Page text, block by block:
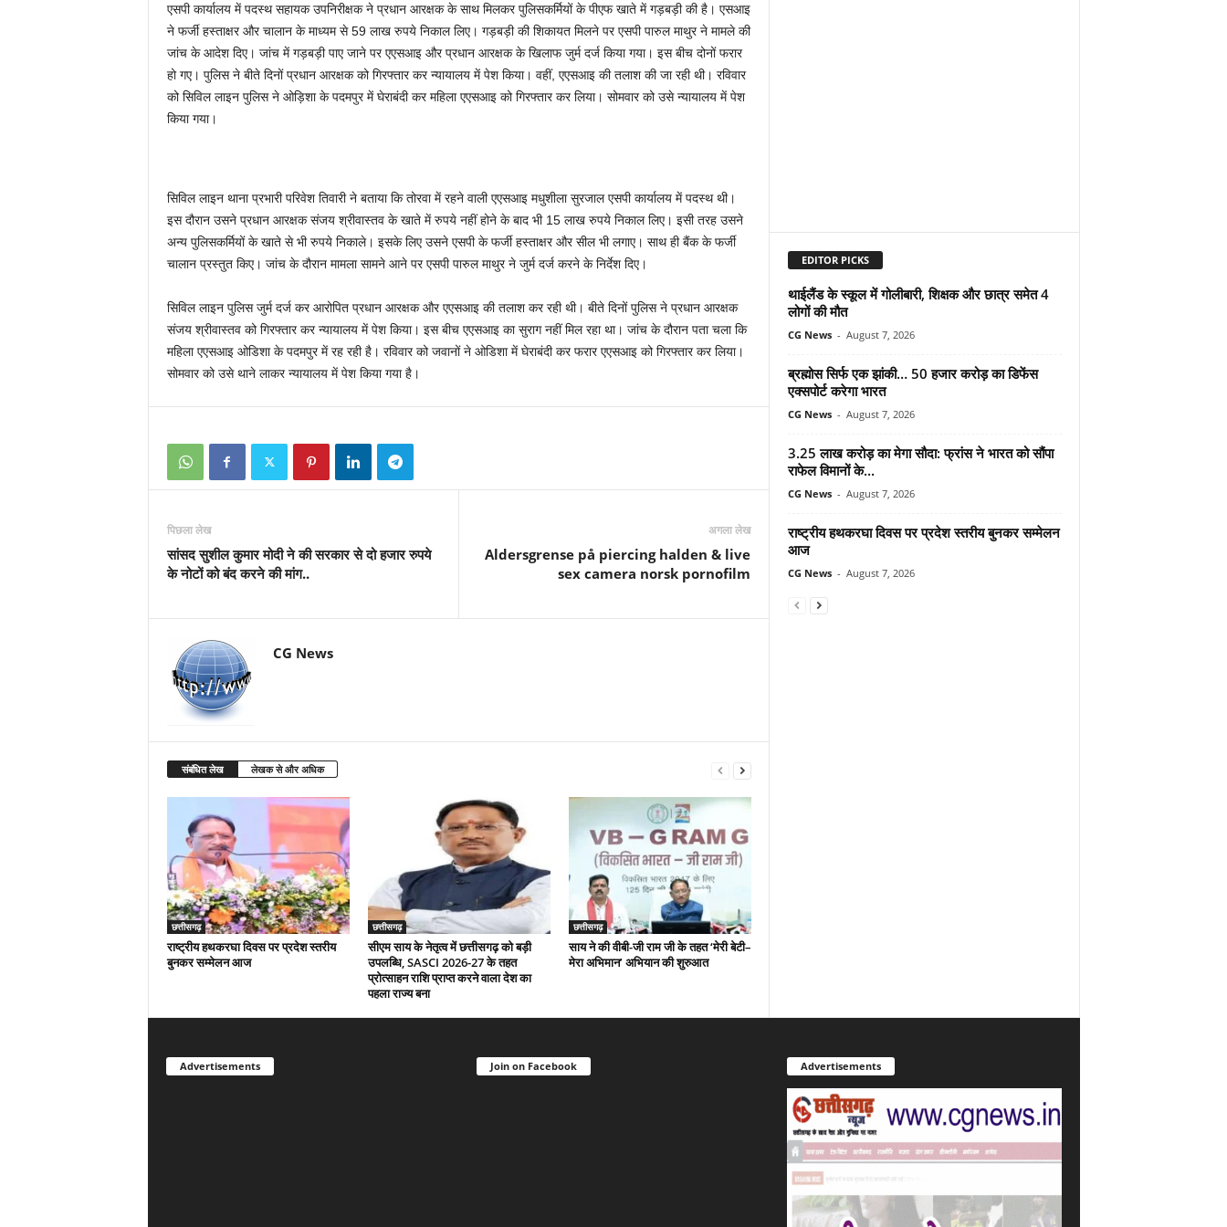
एसपी कार्यालय में पदस्थ सहायक उपनिरीक्षक ने प्रधान आरक्षक के साथ मिलकर पुलिसकर्मियों के पीएफ खाते में गड़बड़ी की है। एसआइ
ने फर्जी हस्ताक्षर और चालान के माध्यम से 59 लाख रुपये निकाल लिए। गड़बड़ी की शिकायत मिलने पर एसपी पारुल माथुर ने मामले की
जांच के आदेश दिए। जांच में गड़बड़ी पाए जाने पर एएसआइ और प्रधान आरक्षक के खिलाफ जुर्म दर्ज किया गया। इस बीच दोनों फरार
हो गए। पुलिस ने बीते दिनों प्रधान आरक्षक को गिरफ्तार कर न्यायालय में पेश किया। वहीं, एएसआइ की तलाश की जा रही थी। रविवार
को सिविल लाइन पुलिस ने ओड़िशा के पदमपुर में घेराबंदी कर महिला एएसआइ को गिरफ्तार कर लिया। सोमवार को उसे न्यायालय में पेश
किया गया।
सिविल लाइन थाना प्रभारी परिवेश तिवारी ने बताया कि तोरवा में रहने वाली एएसआइ मधुशीला सुरजाल एसपी कार्यालय में पदस्थ थी।
इस दौरान उसने प्रधान आरक्षक संजय श्रीवास्तव के खाते में रुपये नहीं होने के बाद भी 15 लाख रुपये निकाल लिए। इसी तरह उसने
अन्य पुलिसकर्मियों के खाते से भी रुपये निकाले। इसके लिए उसने एसपी के फर्जी हस्ताक्षर और सील भी लगाए। साथ ही बैंक के फर्जी
चालान प्रस्तुत किए। जांच के दौरान मामला सामने आने पर एसपी पारुल माथुर ने जुर्म दर्ज करने के निर्देश दिए।
सिविल लाइन पुलिस जुर्म दर्ज कर आरोपित प्रधान आरक्षक और एएसआइ की तलाश कर रही थी। बीते दिनों पुलिस ने प्रधान आरक्षक
संजय श्रीवास्तव को गिरफ्तार कर न्यायालय में पेश किया। इस बीच एएसआइ का सुराग नहीं मिल रहा था। जांच के दौरान पता चला कि
महिला एएसआइ ओडिशा के पदमपुर में रह रही है। रविवार को जवानों ने ओडिशा में घेराबंदी कर फरार एएसआइ को गिरफ्तार कर लिया।
सोमवार को उसे थाने लाकर न्यायालय में पेश किया गया है।
पिछला लेख
सांसद सुशील कुमार मोदी ने की सरकार से दो हजार रुपये
के नोटों को बंद करने की मांग..
अगला लेख
Aldersgrense på piercing halden & live
sex camera norsk pornofilm
CG News
संबंधित लेख लेखक से और अधिक
छत्तीसगढ़
राष्ट्रीय हथकरघा दिवस पर प्रदेश स्तरीय
बुनकर सम्मेलन आज
छत्तीसगढ़
सीएम साय के नेतृत्व में छत्तीसगढ़ को बड़ी
उपलब्धि, SASCI 2026-27 के तहत
प्रोत्साहन राशि प्राप्त करने वाला देश का
पहला राज्य बना
छत्तीसगढ़
साय ने की वीबी-जी राम जी के तहत ‘मेरी बेटी–
मेरा अभिमान’ अभियान की शुरुआत
EDITOR PICKS
थाईलैंड के स्कूल में गोलीबारी, शिक्षक और छात्र समेत 4
लोगों की मौत
CG News - August 7, 2026
ब्रह्मोस सिर्फ एक झांकी… 50 हजार करोड़ का डिफेंस
एक्सपोर्ट करेगा भारत
CG News - August 7, 2026
3.25 लाख करोड़ का मेगा सौदा: फ्रांस ने भारत को सौंपा
राफेल विमानों के...
CG News - August 7, 2026
राष्ट्रीय हथकरघा दिवस पर प्रदेश स्तरीय बुनकर सम्मेलन
आज
CG News - August 7, 2026
Advertisements Join on Facebook Advertisements